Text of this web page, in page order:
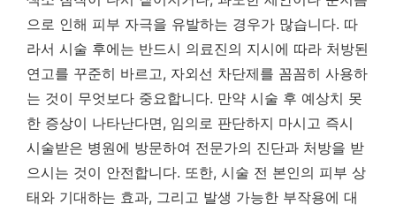
으로 인해 피부 자극을 유발하는 경우가 많습니다. 따
라서 시술 후에는 반드시 의료진의 지시에 따라 처방된
연고를 꾸준히 바르고, 자외선 차단제를 꼼꼼히 사용하
는 것이 무엇보다 중요합니다. 만약 시술 후 예상치 못
한 증상이 나타난다면, 임의로 판단하지 마시고 즉시
시술받은 병원에 방문하여 전문가의 진단과 처방을 받
으시는 것이 안전합니다. 또한, 시술 전 본인의 피부 상
태와 기대하는 효과, 그리고 발생 가능한 부작용에 대